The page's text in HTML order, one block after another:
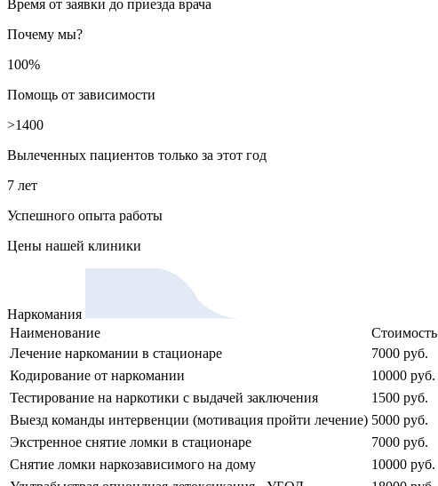
Время от заявки до приезда врача
Почему мы?
100%
Помощь от зависимости
>1400
Вылеченных пациентов только за этот год
7 лет
Успешного опыта работы
Цены нашей клиники
Наркомания
Наименование
Стоимость
Лечение наркомании в стационаре
7000 руб.
Кодирование от наркомании 10000 руб.
Тестирование на наркотики с выдачей заключения 1500 руб.
Выезд команды интервенции (мотивация пройти лечение) 5000 руб.
Экстренное снятие ломки в стационаре 7000 руб.
Снятие ломки наркозависимого на дому 10000 руб.